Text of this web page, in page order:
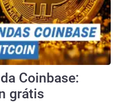
Coinbase:
grátis